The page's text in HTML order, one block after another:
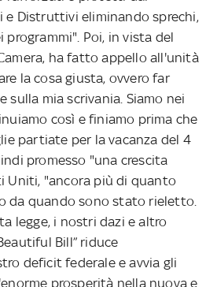
e Distruttivi eliminando sprechi,
programmi". Poi, in vista del
ha fatto appello all'unità
la cosa giusta, ovvero far
sulla mia scrivania. Siamo nei
così e finiamo prima che
partiate per la vacanza del 4
promesso "una crescita
Uniti, "ancora più di quanto
da quando sono stato rieletto.
legge, i nostri dazi e altro
Bill” riduce
deficit federale e avvia gli
prosperità nella nuova e